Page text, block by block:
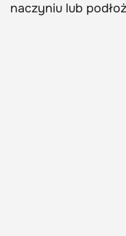
naczyniu lub